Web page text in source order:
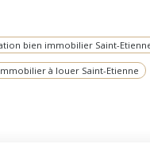
bien immobilier Saint-
à louer Saint-Etienne